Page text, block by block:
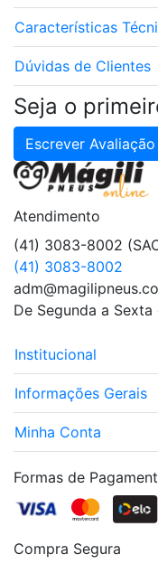
Dúvidas de Clientes
Seja o
Escrever Avaliação
Atendimento
(41) 3083-8002
(41) 3083-8002
De Segunda a
Institucional
Informações Gerais
Minha Conta
Formas de
Compra Segura